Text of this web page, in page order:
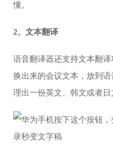
懂。
2、文本翻译
语音翻译器还支持文本翻
换出来的会议文本，放到
理出一份英文、韩文或者日